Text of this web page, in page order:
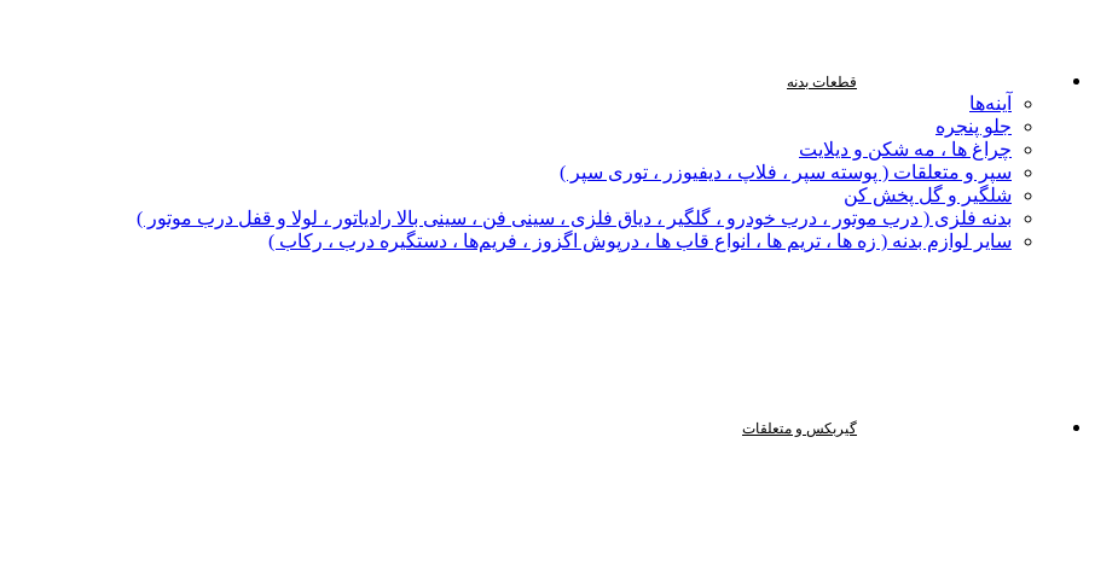
قطعات بدنه
آینه‌ها
جلو پنجره
چراغ‌ ها ، مه‌ شکن و دیلایت
سپر و متعلقات ( پوسته سپر ، فلاپ ، دیفیوزر ، توری سپر )
شلگیر و گل‌ پخش‌ کن
بدنه فلزی ( درب موتور ، درب خودرو ، گلگیر ، دیاق فلزی ، سینی فن ، سینی بالا رادیاتور ، لولا و قفل درب موتور )
سایر لوازم بدنه ( زه ها ، تریم ها ، انواع قاب ها ، درپوش اگزوز ، فریم‌ها ، دستگیره درب ، رکاب )
گیربکس و متعلقات